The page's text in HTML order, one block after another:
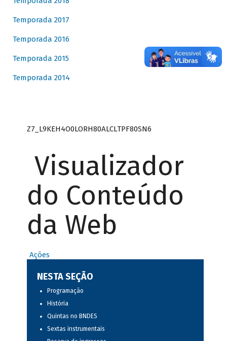
Temporada 2017
Temporada 2016
Temporada 2015
Temporada 2014
Z7_L9KEH4O0LORH80ALCLTPF80SN6
Visualizador
do Conteúdo
da Web
Ações
NESTA SEÇÃO
Programação
História
Quintas no BNDES
Sextas instrumentais